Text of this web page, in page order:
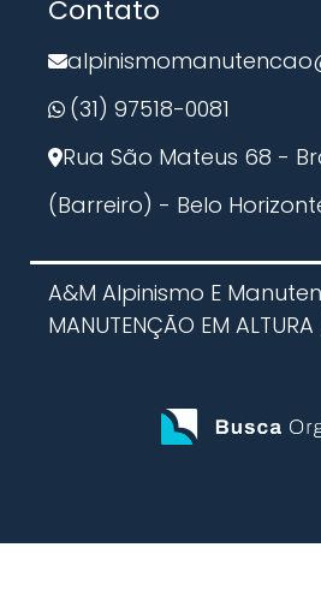
Limpeza de Tanques Industriais
Inspeção Predial com Drone
Contato
(31) 97518-0081
Rua São Mateus 68 -
(Barreiro) - Belo
A&M Alpinismo E
MANUTENÇÃO EM